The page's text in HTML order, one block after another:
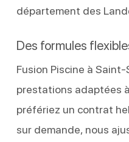
département des
Des formules
Fusion Piscine à
prestations adaptées
préfériez un contrat
sur demande, nous